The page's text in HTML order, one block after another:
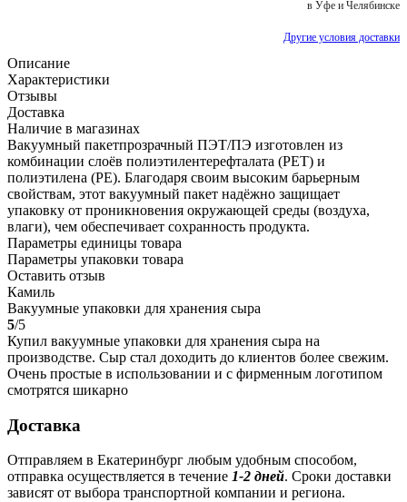
в Уфе и Челябинске
Другие условия доставки
Описание
Характеристики
Отзывы
Доставка
Наличие в магазинах
Вакуумный пакетпрозрачный ПЭТ/ПЭ изготовлен из
комбинации слоёв полиэтилентерефталата (PET) и
полиэтилена (PE). Благодаря своим высоким барьерным
свойствам, этот вакуумный пакет надёжно защищает
упаковку от проникновения окружающей среды (воздуха,
влаги), чем обеспечивает сохранность продукта.
Параметры единицы товара
Параметры упаковки товара
Оставить отзыв
Камиль
Вакуумные упаковки для хранения сыра
5/5
Купил вакуумные упаковки для хранения сыра на
производстве. Сыр стал доходить до клиентов более свежим.
Очень простые в использовании и с фирменным логотипом
смотрятся шикарно
Доставка
Отправляем в Екатеринбург любым удобным способом,
отправка осуществляется в течение 1-2 дней. Сроки доставки
зависят от выбора транспортной компании и региона.